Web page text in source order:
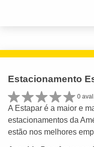
Estacionamento
0
A Estapar é a maior e
estacionamentos da
estão nos melhores